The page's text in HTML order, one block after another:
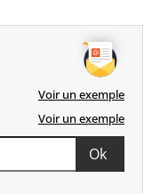
Voir un exemple
Voir un exemple